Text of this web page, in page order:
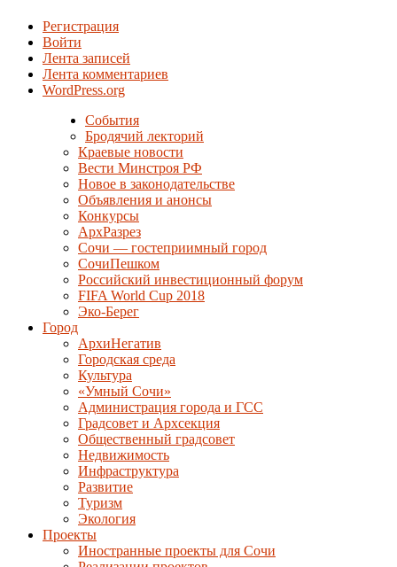
Регистрация
Войти
Лента записей
Лента комментариев
WordPress.org
События
Бродячий лекторий
Краевые новости
Вести Минстроя РФ
Новое в законодательстве
Объявления и анонсы
Конкурсы
АрхРазрез
Сочи — гостеприимный город
СочиПешком
Российский инвестиционный форум
FIFA World Cup 2018
Эко-Берег
Город
АрхиНегатив
Городская среда
Культура
«Умный Сочи»
Администрация города и ГСС
Градсовет и Архсекция
Общественный градсовет
Недвижимость
Инфраструктура
Развитие
Туризм
Экология
Проекты
Иностранные проекты для Сочи